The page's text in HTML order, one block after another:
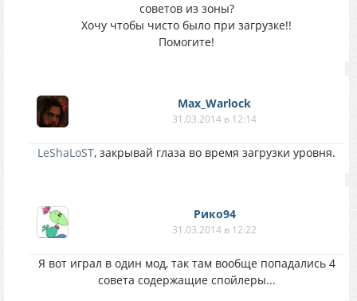
советов из зоны?
Хочу чтобы чисто было при загрузке!!
Помогите!
Max_Warlock
31.03.2014 в 12:14
LeShaLoST, закрывай глаза во время загрузки уровня.
Рико94
31.03.2014 в 12:22
Я вот играл в один мод, так там вообще попадались 4
совета содержащие спойлеры...